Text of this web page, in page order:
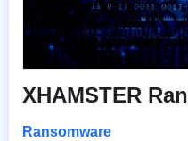
XHAMSTER
Ransomware